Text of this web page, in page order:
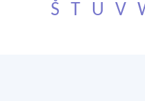
Š
T U V